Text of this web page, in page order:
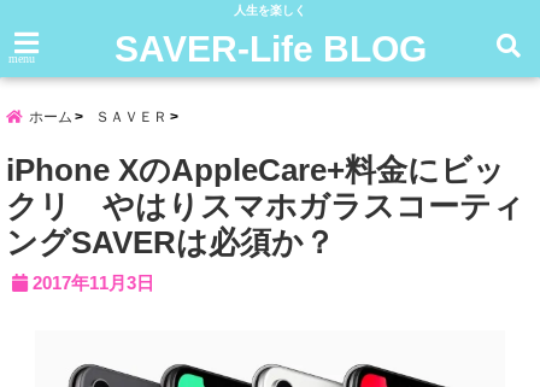
人生を楽しく
menu SAVER-Life BLOG
ホーム ＳＡＶＥＲ
iPhone XのAppleCare+料金にビッ
クリ やはりスマホガラスコーティ
ングSAVERは必須か？
2017年11月3日